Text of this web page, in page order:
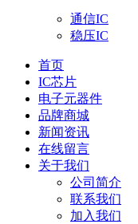
通信IC
稳压IC
首页
IC芯片
电子元器件
品牌商城
新闻资讯
在线留言
关于我们
公司简介
联系我们
加入我们